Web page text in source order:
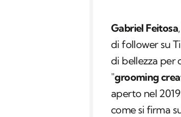
Gabriel Feitosa
di follower su
di bellezza per
"grooming
aperto nel
come si firma